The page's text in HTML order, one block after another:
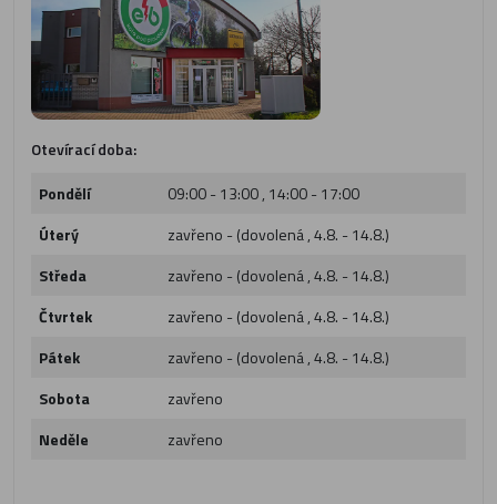
Otevírací doba:
Pondělí
09:00 - 13:00 , 14:00 - 17:00
Úterý
zavřeno - (dovolená , 4.8. - 14.8.)
Středa
zavřeno - (dovolená , 4.8. - 14.8.)
Čtvrtek
zavřeno - (dovolená , 4.8. - 14.8.)
Pátek
zavřeno - (dovolená , 4.8. - 14.8.)
Sobota
zavřeno
Neděle
zavřeno